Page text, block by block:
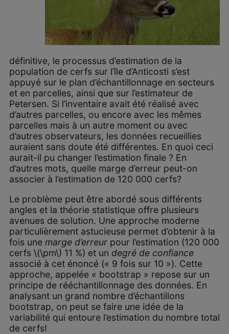
définitive, le processus d’estimation de la
population de cerfs sur l’île d’Anticosti s’est
appuyé sur le plan d’échantillonnage en secteurs
et en parcelles, ainsi que sur l’estimateur de
Petersen. Si l’inventaire avait été réalisé avec
d’autres parcelles, ou encore avec les mêmes
parcelles mais à un autre moment ou avec
d’autres observateurs, les données recueillies
auraient sans doute été différentes. En quoi ceci
aurait-il pu changer l’estimation finale ? En
d’autres mots, quelle marge d’erreur peut-on
associer à l’estimation de 120 000 cerfs?
Le problème peut être abordé sous différents
angles et la théorie statistique offre plusieurs
avenues de solution. Une approche moderne
particulièrement astucieuse permet d’obtenir à la
fois une marge d’erreurpour l’estimation (120 000
cerfs \(\pm\) 11 %) et un degré de confiance
associé à cet énoncé (« 9 fois sur 10 »). Cette
approche, appelée « bootstrap » repose sur un
principe de rééchantillonnage des données. En
analysant un grand nombre d’échantillons
bootstrap, on peut se faire une idée de la
variabilité qui entoure l’estimation du nombre total
de cerfs!